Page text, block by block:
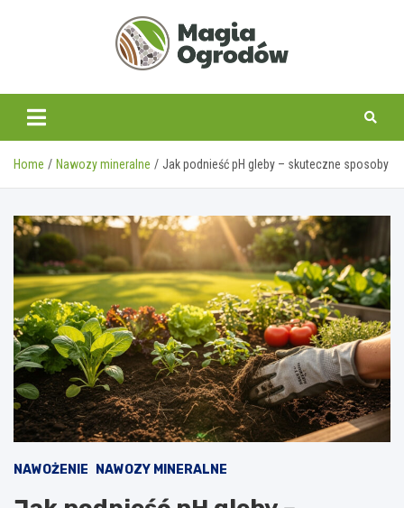
magiaogrodow.pl
Home Nawozy mineralne Jak podnieść pH gleby – skuteczne sposoby
NAWOŻENIE NAWOZY MINERALNE